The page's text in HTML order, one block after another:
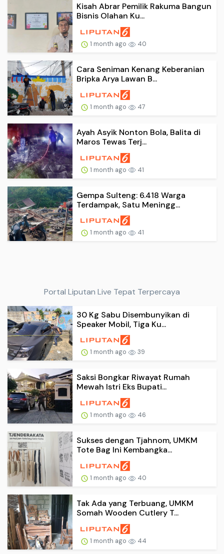
Kisah Abrar Pemilik Rakuma Bangun
Bisnis Olahan Ku...
1 month ago 40
Cara Seniman Kenang Keberanian
Bripka Arya Lawan B...
1 month ago 47
Ayah Asyik Nonton Bola, Balita di
Maros Tewas Terj...
1 month ago 41
Gempa Sulteng: 6.418 Warga
Terdampak, Satu Meningg...
1 month ago 41
Portal Liputan Live Tepat Terpercaya
30 Kg Sabu Disembunyikan di
Speaker Mobil, Tiga Ku...
1 month ago 39
Saksi Bongkar Riwayat Rumah
Mewah Istri Eks Bupati...
1 month ago 46
Sukses dengan Tjahnom, UMKM
Tote Bag Ini Kembangka...
1 month ago 40
Tak Ada yang Terbuang, UMKM
Somah Wooden Cutlery T...
1 month ago 44